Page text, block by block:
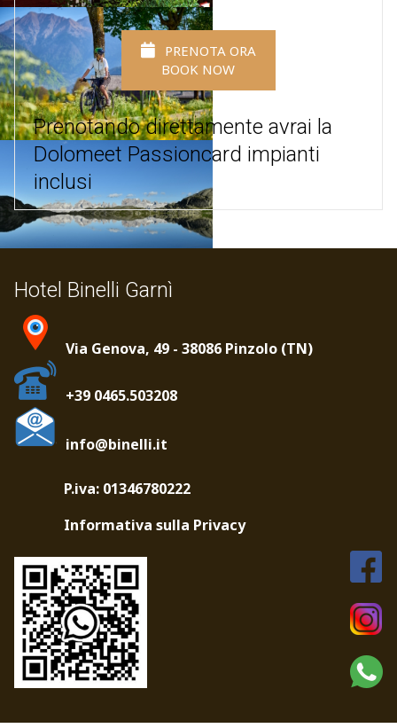
PRENOTA ORA
BOOK NOW
Prenotando direttamente avrai la
Dolomeet Passioncard impianti
inclusi
Hotel Binelli Garnì
Via Genova, 49 - 38086 Pinzolo (TN)
+39 0465.503208
info@binelli.it
P.iva: 01346780222
Informativa sulla Privacy